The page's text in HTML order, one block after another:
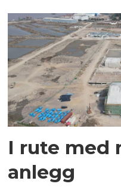
I rute med
anlegg